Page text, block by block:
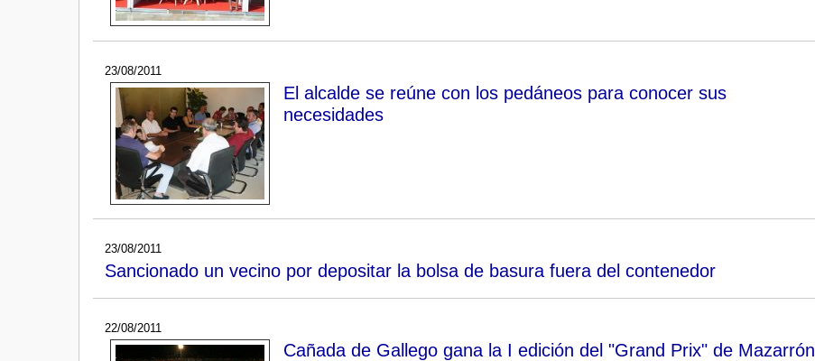
23/08/2011
El alcalde se reúne con los pedáneos para conocer sus
necesidades
23/08/2011
Sancionado un vecino por depositar la bolsa de basura fuera del contenedor
22/08/2011
Cañada de Gallego gana la I edición del "Grand Prix" de Mazarrón